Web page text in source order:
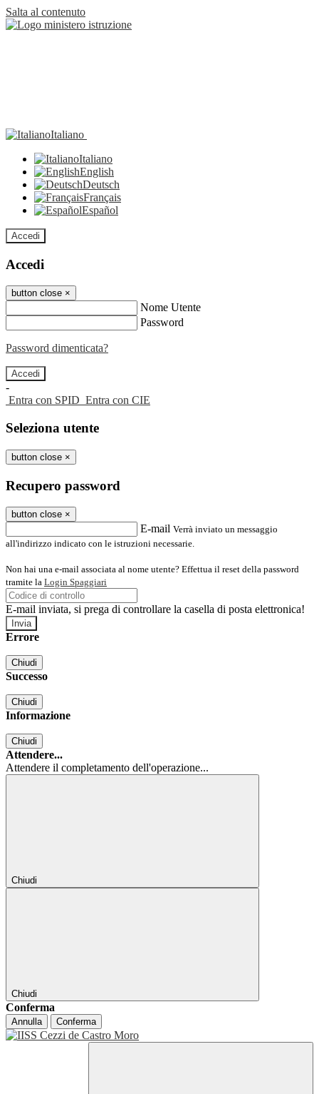
Salta al contenuto
Italiano
Italiano
English
Deutsch
Français
Español
Accedi
Accedi
button close ×
Nome Utente
Password
Password dimenticata?
-
Entra con SPID Entra con CIE
Seleziona utente
button close ×
Recupero password
button close ×
E-mail Verrà inviato un messaggio
all'indirizzo indicato con le istruzioni necessarie.
Non hai una e-mail associata al nome utente? Effettua il reset della password
tramite la Login Spaggiari
E-mail inviata, si prega di controllare la casella di posta elettronica!
Errore
Chiudi
Successo
Chiudi
Informazione
Chiudi
Attendere...
Attendere il completamento dell'operazione...
Chiudi
Chiudi
Conferma
Annulla Conferma